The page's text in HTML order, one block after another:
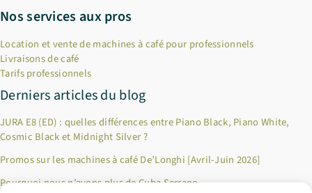
Nos services aux pros
Location et vente de machines à café pour professionnels
Livraisons de café
Tarifs professionnels
Derniers articles du blog
JURA E8 (ED) : quelles différences entre Piano Black, Piano White,
Cosmic Black et Midnight Silver ?
Promos sur les machines à café De’Longhi [Avril-Juin 2026]
Pourquoi nous n’avons plus de Cuba Serrano